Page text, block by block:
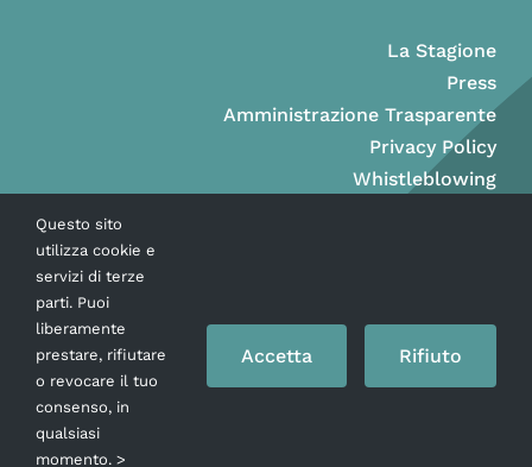
La Stagione
Press
Amministrazione Trasparente
Privacy Policy
Whistleblowing
Questo sito
utilizza cookie e
servizi di terze
parti. Puoi
liberamente
prestare, rifiutare
o revocare il tuo
consenso, in
qualsiasi
momento. >
Accetta Rifiuto